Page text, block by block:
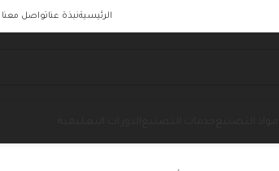
الرئيسيةنبذة عناتواصل معنا